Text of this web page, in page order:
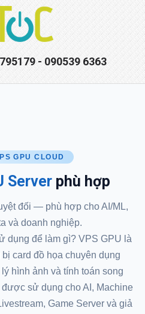
- 090539 6363
GPU CLOUD
Serverphù hợp
đối — phù hợp cho AI/ML,
và doanh nghiệp.
dụng để làm gì? VPS GPU là
card đồ họa chuyên dụng
hình ảnh và tính toán song
sử dụng cho AI, Machine
Game Server và giả